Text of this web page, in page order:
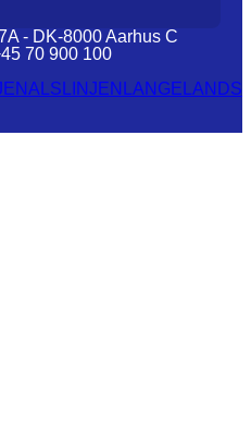
- DK-8000 Aarhus C
70 900 100
ALSLINJEN